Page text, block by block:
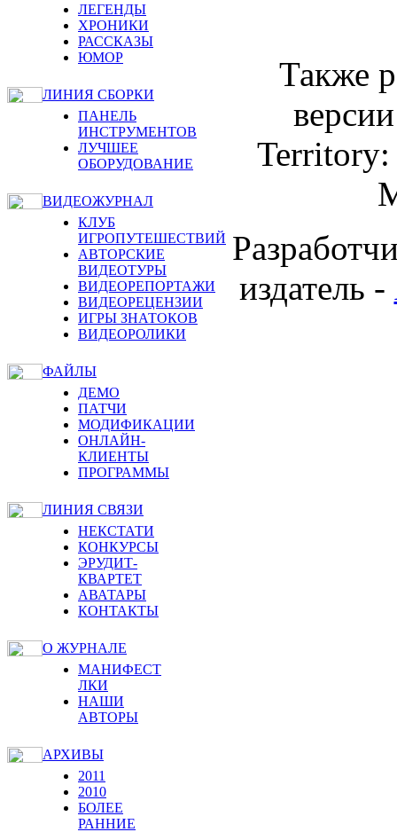
ЛЕГЕНДЫ
ХРОНИКИ
РАССКАЗЫ
ЮМОР
ЛИНИЯ СБОРКИ
ПАНЕЛЬ
ИНСТРУМЕНТОВ
ЛУЧШЕЕ
ОБОРУДОВАНИЕ
ВИДЕОЖУРНАЛ
КЛУБ
ИГРОПУТЕШЕСТВИЙ
АВТОРСКИЕ
ВИДЕОТУРЫ
ВИДЕОРЕПОРТАЖИ
ВИДЕОРЕЦЕНЗИИ
ИГРЫ ЗНАТОКОВ
ВИДЕОРОЛИКИ
ФАЙЛЫ
ДЕМО
ПАТЧИ
МОДИФИКАЦИИ
ОНЛАЙН-
КЛИЕНТЫ
ПРОГРАММЫ
ЛИНИЯ СВЯЗИ
НЕКСТАТИ
КОНКУРСЫ
ЭРУДИТ-
КВАРТЕТ
АВАТАРЫ
КОНТАКТЫ
О ЖУРНАЛЕ
МАНИФЕСТ
ЛКИ
НАШИ
АВТОРЫ
АРХИВЫ
2011
2010
БОЛЕЕ
РАННИЕ
Также
Territory:
издатель -